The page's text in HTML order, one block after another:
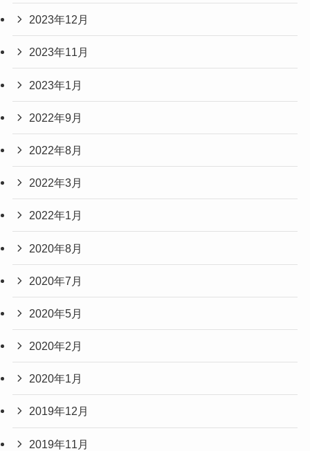
2023年12月
2023年11月
2023年1月
2022年9月
2022年8月
2022年3月
2022年1月
2020年8月
2020年7月
2020年5月
2020年2月
2020年1月
2019年12月
2019年11月